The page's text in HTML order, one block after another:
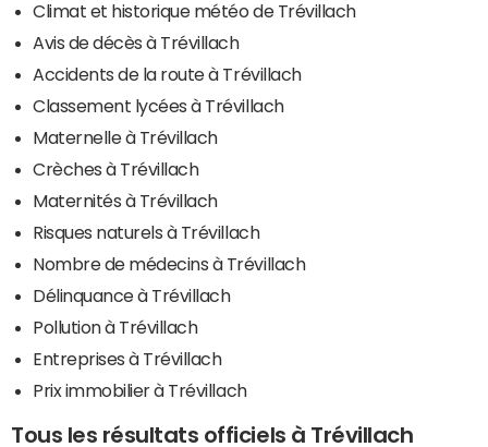
Climat et historique météo de Trévillach
Avis de décès à Trévillach
Accidents de la route à Trévillach
Classement lycées à Trévillach
Maternelle à Trévillach
Crèches à Trévillach
Maternités à Trévillach
Risques naturels à Trévillach
Nombre de médecins à Trévillach
Délinquance à Trévillach
Pollution à Trévillach
Entreprises à Trévillach
Prix immobilier à Trévillach
Tous les résultats officiels à Trévillach